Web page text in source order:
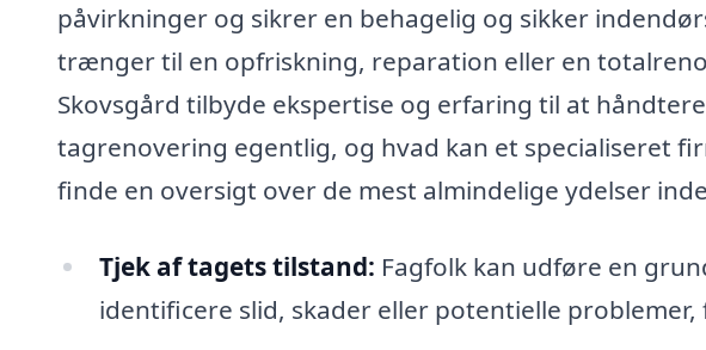
påvirkninger og sikrer en behagelig og sikker
trænger til en opfriskning, reparation eller en
Skovsgård tilbyde ekspertise og erfaring til at
tagrenovering egentlig, og hvad kan et specialiseret
finde en oversigt over de mest almindelige ydelser
Tjek af tagets tilstand: Fagfolk kan udføre en
identificere slid, skader eller potentielle